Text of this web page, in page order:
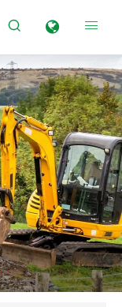
 